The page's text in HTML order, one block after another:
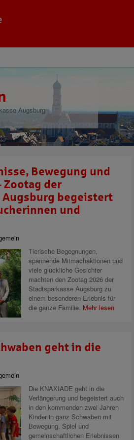
Augsburg
Bewegung und
Zootag der
Augsburg begeistert
und
Tierische Begegnungen,
spannende Mitmachaktionen und
viele glückliche Gesichter
machten den Zootag 2026 der
Stadtsparkasse Augsburg zu
einem besonderen Erlebnis für
die ganze Familie. Mehr lesen
geht in die
Die KNAXIADE geht in die
Verlängerung und begeistert auch
in den kommenden zwei Jahren
Kinder in ganz Schwaben mit
Bewegung, Spiel und
gemeinschaftlichen Erlebnissen